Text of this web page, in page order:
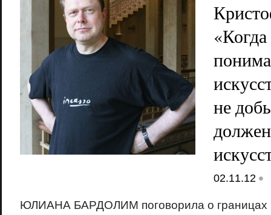
не
02.11.12 •
ЮЛИАНА БАРДОЛИМ поговорила о границах